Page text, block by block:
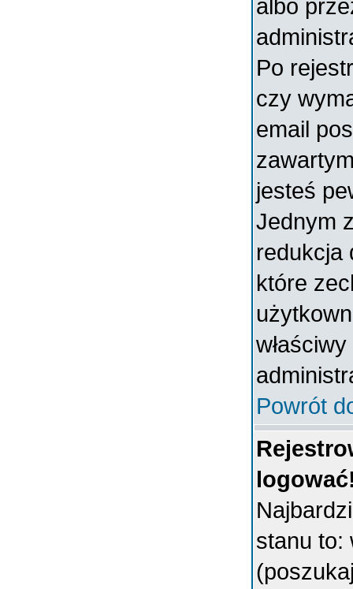
albo
Po
czy
email
jesteś
Jednym
redukcja
które
Powrót
stanu to: